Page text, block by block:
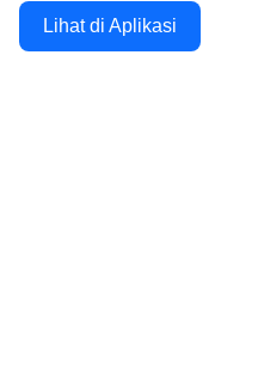
Lihat di Aplikasi